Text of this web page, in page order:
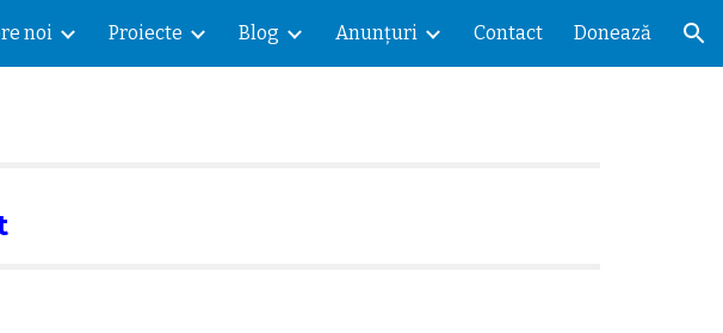
Skip to navigation
noi Proiecte Blog Anunțuri Contact Donează